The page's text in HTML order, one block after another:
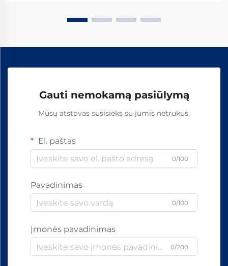
Gauti nemokamą pasiūlymą
Mūsų atstovas susisieks su jumis netrukus.
El. paštas
0/100
Pavadinimas
0/100
Įmonės pavadinimas
0/200